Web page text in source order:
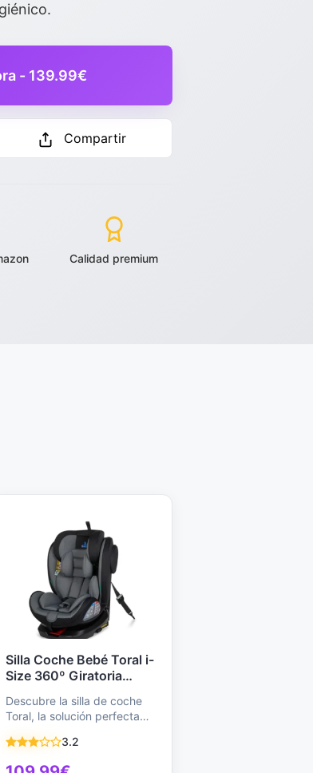
- 139.99€
Compartir
Calidad premium
Silla Coche Bebé Toral i-
Size 360º Giratoria
Contramarcha,
Reclinable, 40-150 cm,
Homologada, Universal
Descubre la silla de coche
Toral, la solución perfecta
nacimiento…3.2